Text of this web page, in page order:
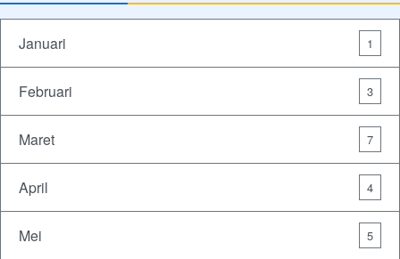
Januari 1
Februari 3
Maret 7
April 4
Mei 5